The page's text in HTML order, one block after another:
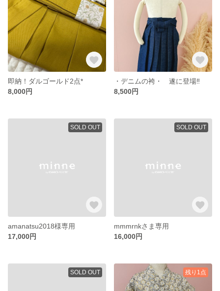
即納！ダルゴールド2点*
8,000円
・デニムの袴・ 遂に登場‼︎
8,500円
SOLD OUT
amanatsu2018様専用
17,000円
SOLD OUT
mmmrnkさま専用
16,000円
SOLD OUT 残り1点